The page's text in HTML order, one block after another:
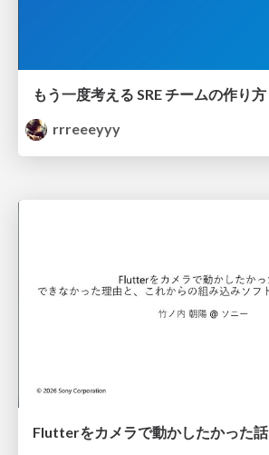
rrreeeyyy
Flutterをカメラで動かしたかった話